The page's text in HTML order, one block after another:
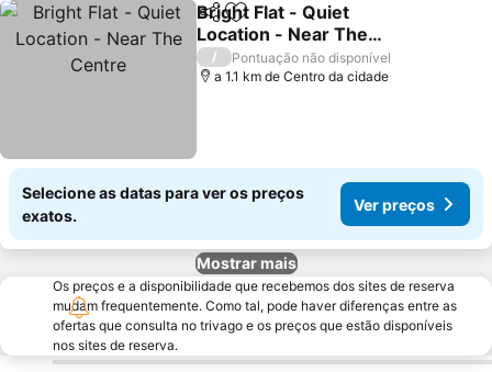
PartilharAdicionar aos favoritos
Bright Flat - Quiet
Location - Near The
Centre
/
Pontuação não disponível
a 1.1 km de Centro da cidade
Selecione as datas para ver os preços
exatos.
Ver preços
Mostrar mais
Os preços e a disponibilidade que recebemos dos sites de reserva
mudam frequentemente. Como tal, pode haver diferenças entre as
ofertas que consulta no trivago e os preços que estão disponíveis
nos sites de reserva.